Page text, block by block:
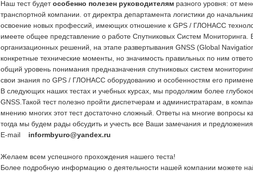
Наш тест будетособенно полезен руководителям разного уровня: от
транспортной компании. от директра департамента логистики до
освоение новых профессий, имеющих отношение к GPS / ГЛОНАСС
имеете общее представление о работе Спутниковых Систем Мониторинга.
организационных решений, на этапе развертывания GNSS (Global
конкретные технические моменты, но значимость правильных по ним
общий уровень понимания предназначения спутниковых систем
свои знания по GPS / ГЛОНАСС оборудованию и особенностям его
В следующих наших тестах и учебных курсах, мы продолжим более
GNSS.Такой тест полезно пройти диспетчерам и администратарам, в
мнению многих этот тест достаточно сложный. Ответы на многие вопросы
тогда мы будем рады обсудить и учесть все Ваши замечания и предложения.
E-mail informbyuro@yandex.ru
Желаем всем успешного прохождения нашего теста!
Более подробную информацию о деятельности нашей компании можете